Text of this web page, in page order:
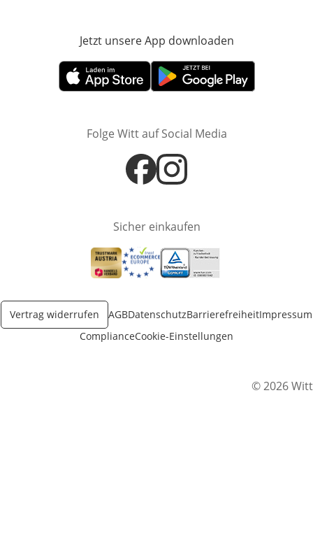
Jetzt unsere App downloaden
Öffnet in neuem FensterÖffnet in neuem Fenster
Folge Witt auf Social Media
Öffnet in neuem Fenster
Öffnet in neuem Fenster
Sicher einkaufen
Öffnet in neuem Fenster
Öffnet in neuem Fenster
Öffnet in neuem Fenster
Vertrag widerrufen AGBDatenschutzBarrierefreiheitImpressum
ComplianceCookie-Einstellungen
© 2026 Witt